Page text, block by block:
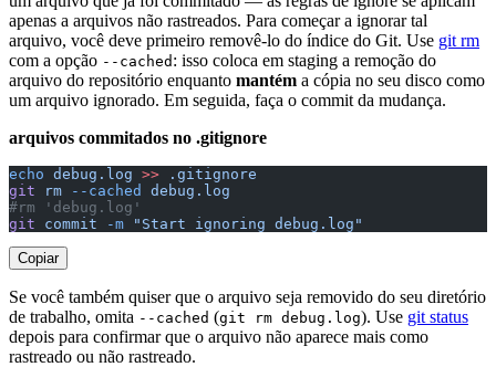
apenas a arquivos não rastreados. Para começar a ignorar tal
arquivo, você deve primeiro removê-lo do índice do Git. Use git rm
com a opção --cached : isso coloca em staging a remoção do
arquivo do repositório enquanto mantém a cópia no seu disco como
um arquivo ignorado. Em seguida, faça o commit da mudança.
arquivos commitados no .gitignore
echo debug.log >> .gitignore
git rm --cached
debug.log
#rm 'debug.log'
git commit -m "Start ignoring debug.log"
Copiar
Se você também quiser que o arquivo seja removido do seu diretório
de trabalho, omita --cached (git rm debug.log). Use git status
depois para confirmar que o arquivo não aparece mais como
rastreado ou não rastreado.